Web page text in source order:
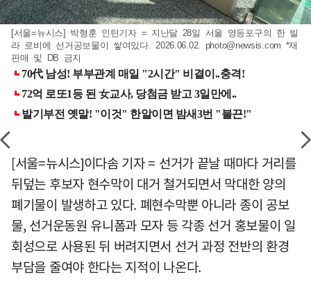
[서울=뉴시스] 박형훈 인턴기자 = 지난달 28일 서울 영등포구의 한 빌
라 로비에 선거공보물이 쌓여있다. 2026.06.02. photo@newsis.com *재
판매 및 DB 금지
[서울=뉴시스]이다솜 기자 = 선거가 끝날 때마다 거리를
뒤덮는 후보자 현수막이 대거 철거되면서 막대한 양의
폐기물이 발생하고 있다. 폐현수막뿐 아니라 종이 공보
물, 선거운동원 유니폼과 모자 등 각종 선거 홍보물이 일
회성으로 사용된 뒤 버려지면서 선거 과정 전반의 환경
부담을 줄여야 한다는 지적이 나온다.